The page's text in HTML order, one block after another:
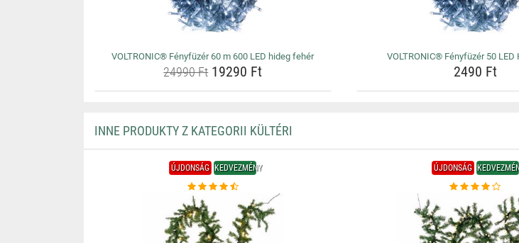
VOLTRONIC® Fényfüzér 60 m 600 LED hideg fehér
24990 Ft19290 Ft
VOLTRONIC® Fényfüzér 50 LED
2490 Ft
INNE PRODUKTY Z KATEGORII KÜLTÉRI
ÚJDONSÁG KEDVEZMÉNY ÚJDONSÁG